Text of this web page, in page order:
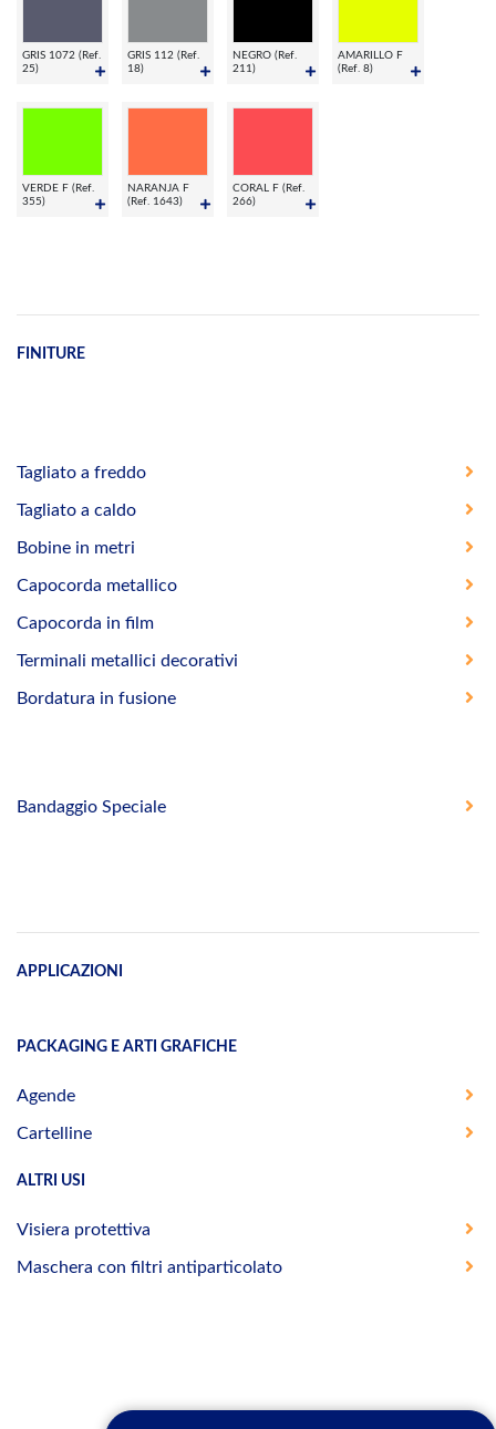
GRIS 1072 (Ref.
25)
GRIS 112 (Ref.
18)
NEGRO (Ref.
211)
AMARILLO F
(Ref. 8)
VERDE F (Ref.
355)
NARANJA F
(Ref. 1643)
CORAL F (Ref.
266)
FINITURE
Tagliato a freddo
Tagliato a caldo
Bobine in metri
Capocorda metallico
Capocorda in film
Terminali metallici decorativi
Bordatura in fusione
Bandaggio Speciale
APPLICAZIONI
PACKAGING E ARTI GRAFICHE
Agende
Cartelline
ALTRI USI
Visiera protettiva
Maschera con filtri antiparticolato